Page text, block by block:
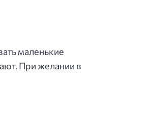
маленькие
При желании в